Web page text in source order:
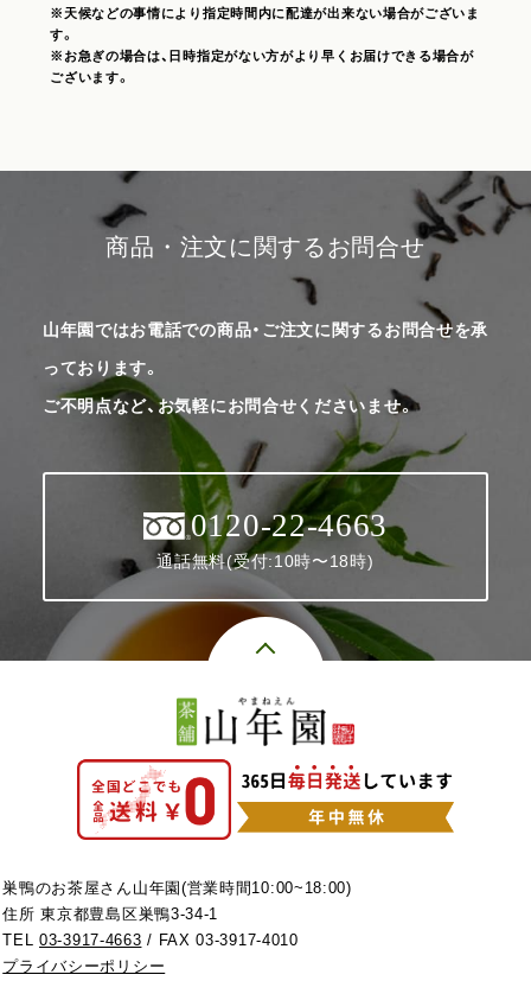
※天候などの事情により指定時間内に配達が出来ない場合がございま
す。
※お急ぎの場合は、日時指定がない方がより早くお届けできる場合が
ございます。
商品・注文に関するお問合せ
山年園ではお電話での商品・ご注文に関するお問合せを承
っております。
ご不明点など、お気軽にお問合せくださいませ。
0120-22-4663
通話無料(受付:10時〜18時)
巣鴨のお茶屋さん山年園(営業時間10:00~18:00)
住所 東京都豊島区巣鴨3-34-1
TEL03-3917-4663 / FAX 03-3917-4010
プライバシーポリシー